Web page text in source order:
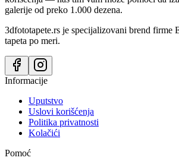
galerije od preko 1.000 dezena.
3dfototapete.rs je specijalizovani brend firme
tapeta po meri.
Informacije
Uputstvo
Uslovi korišćenja
Politika privatnosti
Kolačići
Pomoć